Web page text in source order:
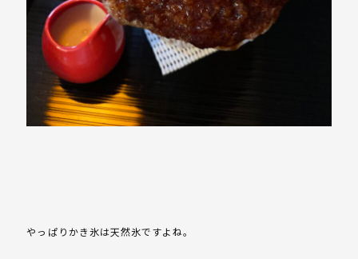
やっぱりかき氷は天然氷ですよね。